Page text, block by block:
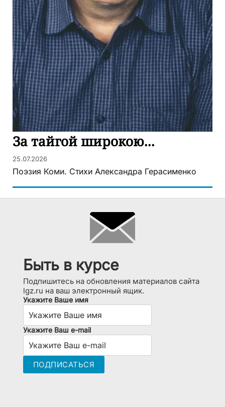
За тайгой широкою...
25.07.2026
Поэзия Коми. Стихи Александра Герасименко
Быть в курсе
Подпишитесь на обновления материалов сайта
lgz.ru на ваш электронный ящик.
Укажите Ваше имя
Укажите Ваш e-mail